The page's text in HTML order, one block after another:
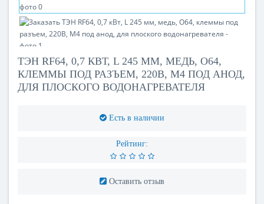
ТЭН RF64, 0,7 КВТ, L 245 ММ, МЕДЬ, O64,
КЛЕММЫ ПОД РАЗЪЕМ, 220В, М4 ПОД АНОД,
ДЛЯ ПЛОСКОГО ВОДОНАГРЕВАТЕЛЯ
Есть в наличии
Рейтинг:
Оставить отзыв